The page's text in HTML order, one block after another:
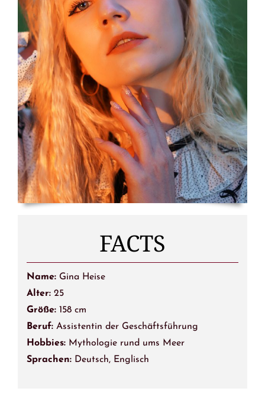
FACTS
Name: Gina Heise
Alter: 25
Größe: 158 cm
Beruf: Assistentin der Geschäftsführung
Hobbies: Mythologie rund ums Meer
Sprachen:Deutsch, Englisch